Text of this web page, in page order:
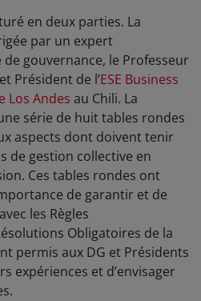
en deux parties. La
par un expert
gouvernance, le Professeur
et Président de l’ESE Business
Los Andes au Chili. La
série de huit tables rondes
aspects dont doivent tenir
de gestion collective en
Ces tables rondes ont
de garantir et de
les Règles
Obligatoires de la
permis aux DG et Présidents
expériences et d’envisager